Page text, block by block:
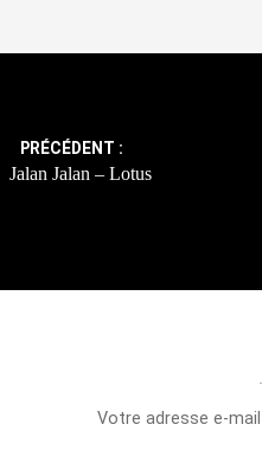
PRÉCÉDENT :
Jalan Jalan – Lotus
Votre adresse e-